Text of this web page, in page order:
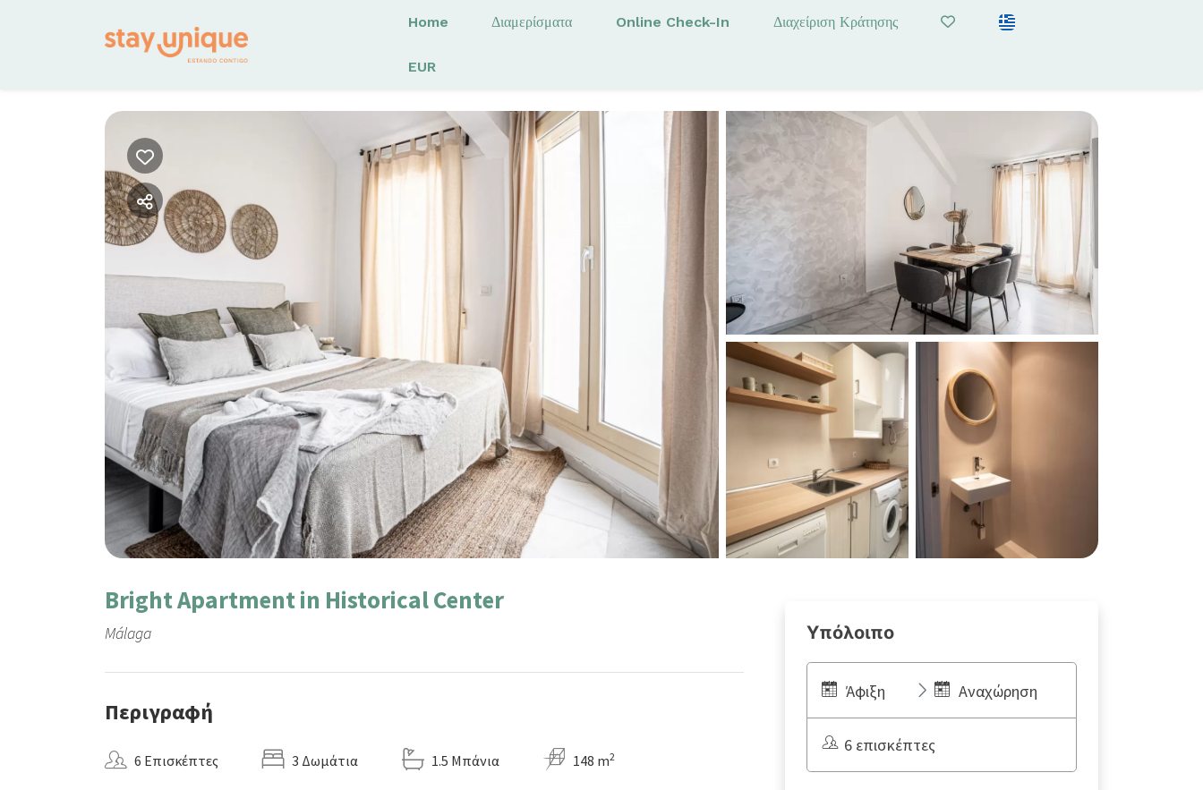
Home Διαμερίσματα Online Check-In Διαχείριση Κράτησης
EUR
Bright Apartment in Historical Center
Málaga
Περιγραφή
6 Επισκέπτες 3 Δωμάτια 1.5 Μπάνια 148 m2
Υπόλοιπο
Άφιξη Αναχώρηση
6 επισκέπτες